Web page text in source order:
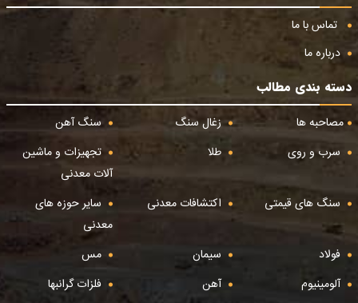
تماس با ما
درباره ما
دسته بندی مطالب
مصاحبه ها
زغال سنگ
سنگ آهن
سرب و روی
طلا
تجهیزات و ماشین
آلات معدنی
سنگ های قیمتی
اکتشافات معدنی
سایر حوزه های
معدنی
فولاد
سیمان
مس
آلومینیوم
آهن فلزات گرانبها